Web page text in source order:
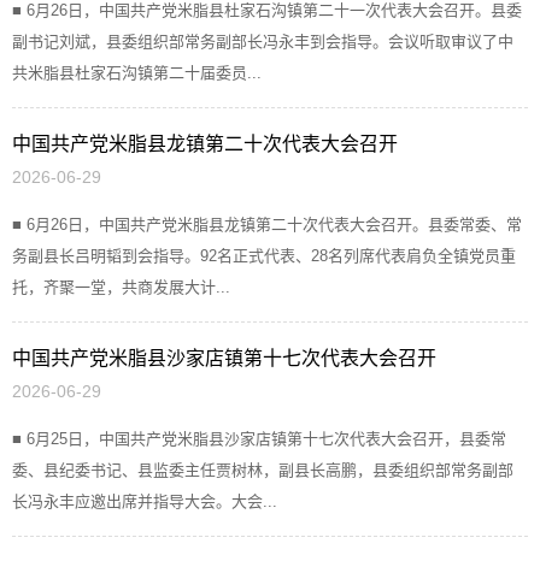
■ 6月26日，中国共产党米脂县杜家石沟镇第二十一次代表大会召开。县委
副书记刘斌，县委组织部常务副部长冯永丰到会指导。会议听取审议了中
共米脂县杜家石沟镇第二十届委员...
中国共产党米脂县龙镇第二十次代表大会召开
2026-06-29
■ 6月26日，中国共产党米脂县龙镇第二十次代表大会召开。县委常委、常
务副县长吕明韬到会指导。92名正式代表、28名列席代表肩负全镇党员重
托，齐聚一堂，共商发展大计...
中国共产党米脂县沙家店镇第十七次代表大会召开
2026-06-29
■ 6月25日，中国共产党米脂县沙家店镇第十七次代表大会召开，县委常
委、县纪委书记、县监委主任贾树林，副县长高鹏，县委组织部常务副部
长冯永丰应邀出席并指导大会。大会...